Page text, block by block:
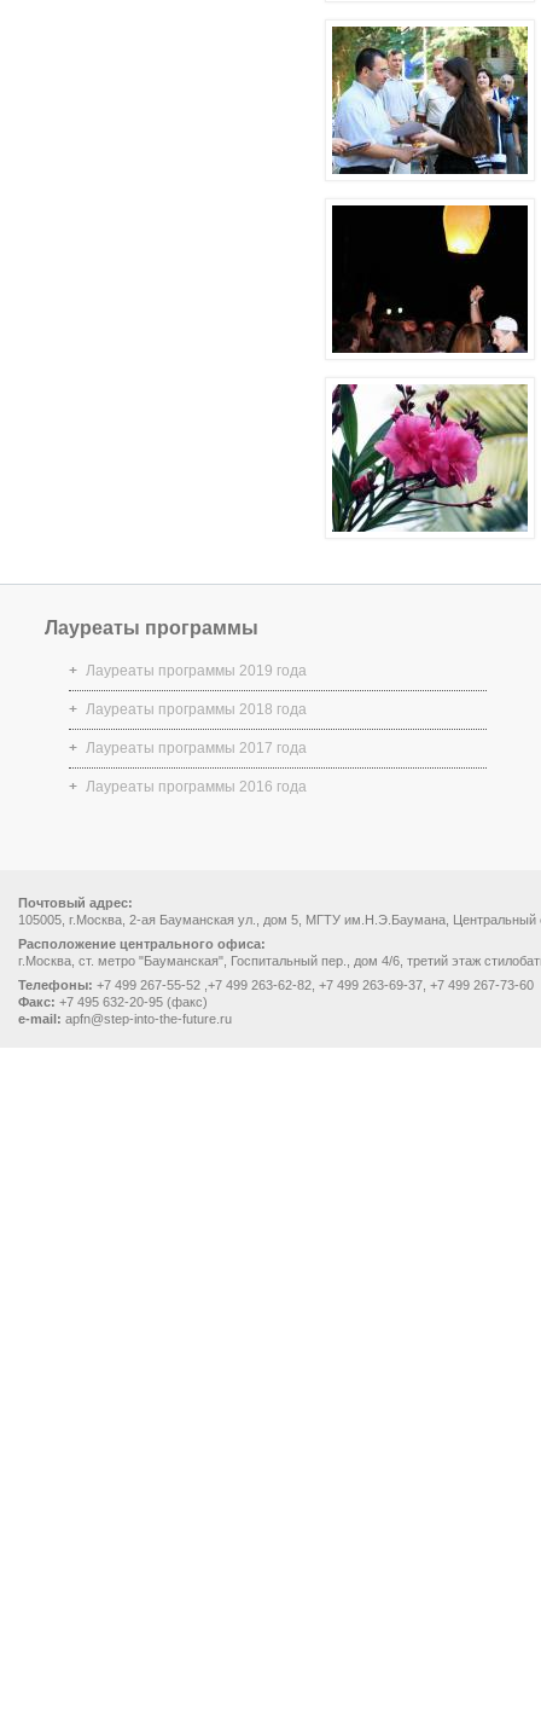
Лауреаты программы
Лауреаты программы 2019 года
Лауреаты программы 2018 года
Лауреаты программы 2017 года
Лауреаты программы 2016 года
Почтовый адрес:
105005, г.Москва, 2-ая Бауманская ул., дом 5, МГТУ им.Н.Э.Баумана, Центральный
Расположение центрального офиса:
г.Москва, ст. метро "Бауманская", Госпитальный пер., дом 4/6, третий этаж
Телефоны: +7 499 267-55-52 ,+7 499 263-62-82, +7 499 263-69-37, +7 499 267-73-60
Факс: +7 495 632-20-95 (факс)
e-mail: apfn@step-into-the-future.ru